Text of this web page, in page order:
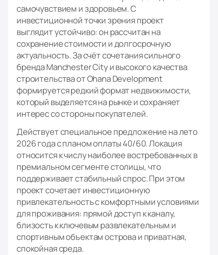
самочувствием и здоровьем. С
инвестиционной точки зрения проект
выглядит устойчиво: он рассчитан на
сохранение стоимости и долгосрочную
актуальность. За счёт сочетания сильного
бренда Manchester City и высокого качества
строительства от Ohana Development
формируется редкий формат недвижимости,
который выделяется на рынке и сохраняет
интерес со стороны покупателей.
Действует специальное предложение на лето
2026 года с планом оплаты 40/60. Локация
относится к числу наиболее востребованных в
премиальном сегменте столицы, что
поддерживает стабильный спрос. При этом
проект сочетает инвестиционную
привлекательность с комфортными условиями
для проживания: прямой доступ к каналу,
близость к ключевым развлекательным и
спортивным объектам острова и приватная,
спокойная среда.